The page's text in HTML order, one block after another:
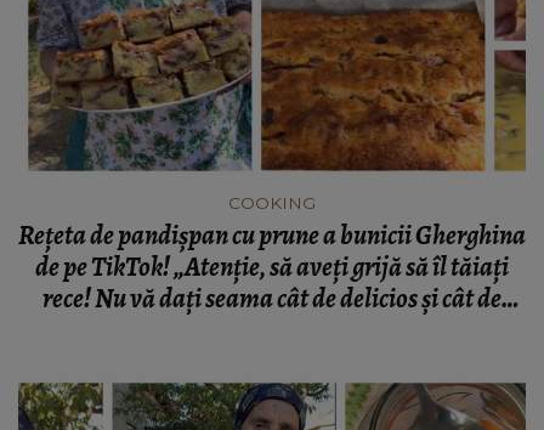
COOKING
Rețeta de pandișpan cu prune a bunicii Gherghina
de pe TikTok! „Atenție, să aveți grijă să îl tăiați
rece! Nu vă dați seama cât de delicios și cât de